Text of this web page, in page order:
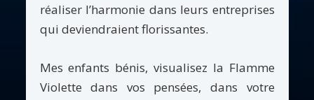
réaliser l’harmonie dans leurs entreprises
qui deviendraient florissantes.
Mes enfants bénis, visualisez la Flamme
Violette dans vos pensées, dans votre